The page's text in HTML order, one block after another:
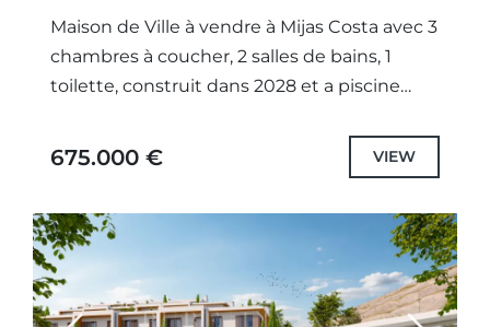
Maison de Ville à vendre à Mijas Costa avec 3
chambres à coucher, 2 salles de bains, 1
toilette, construit dans 2028 et a piscine
675.000 € VIEW